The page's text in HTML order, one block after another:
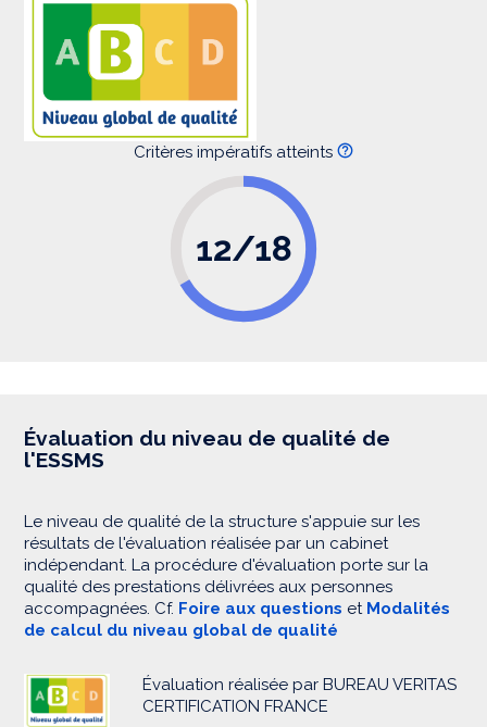
Critères impératifs atteints
12/18
Évaluation du niveau de qualité de
l'ESSMS
Le niveau de qualité de la structure s'appuie sur les
résultats de l'évaluation réalisée par un cabinet
indépendant. La procédure d'évaluation porte sur la
qualité des prestations délivrées aux personnes
accompagnées. Cf. Foire aux questions et Modalités
de calcul du niveau global de qualité
Évaluation réalisée par BUREAU VERITAS
CERTIFICATION FRANCE